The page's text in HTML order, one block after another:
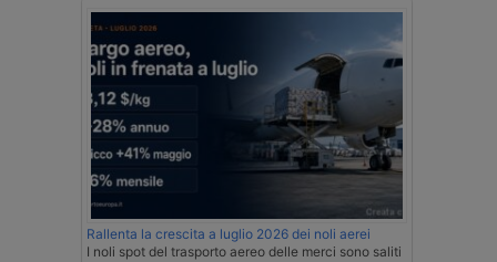
Rallenta la crescita a luglio 2026 dei noli aerei
I noli spot del trasporto aereo delle merci sono saliti